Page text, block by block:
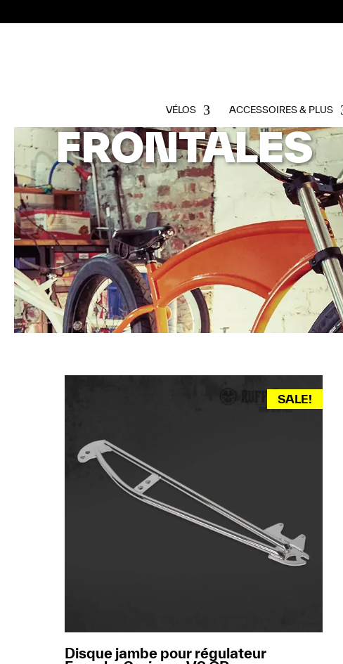
VÉLOS ACCESSOIRES & PLUS
FRONTALES
SALE!
Disque jambe pour régulateur